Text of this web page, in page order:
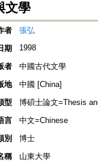
文學
者
張弘
期
1998
者
中國古代文學
地
中國 [China]
型
博碩士論文=Thesis
言
中文=Chinese
別
博士
稱
山東大學